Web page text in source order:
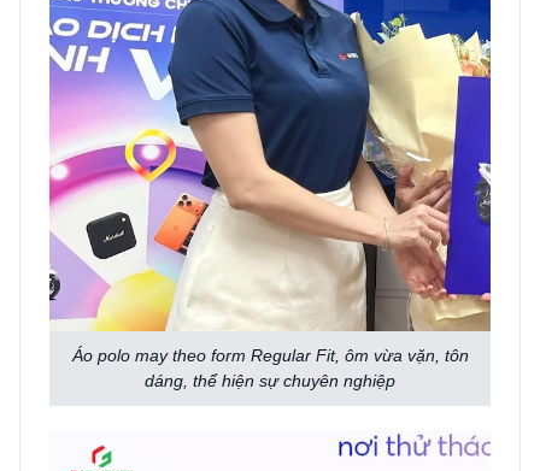
Áo polo may theo form Regular Fit, ôm vừa vặn, tôn
dáng, thể hiện sự chuyên nghiệp